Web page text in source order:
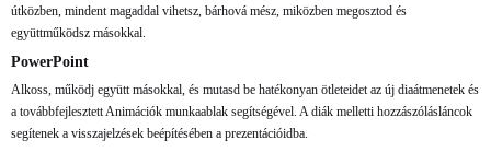
útközben, mindent magaddal vihetsz, bárhová mész, miközben megosztod és
együttműködsz másokkal.
PowerPoint
Alkoss, működj együtt másokkal, és mutasd be hatékonyan ötleteidet az új diaátmenetek és
a továbbfejlesztett Animációk munkaablak segítségével. A diák melletti hozzászólásláncok
segítenek a visszajelzések beépítésében a prezentációidba.